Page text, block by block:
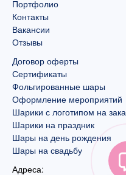
Портфолио
Контакты
Вакансии
Отзывы
Договор оферты
Сертификаты
Фольгированные шары
Оформление мероприятий
Шарики с логотипом на
Шарики на праздник
Шары на день рождения
Шары на свадьбу
Адреса: